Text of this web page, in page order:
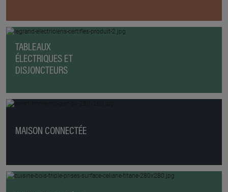
TABLEAUX
ÉLECTRIQUES ET
DISJONCTEURS
MAISON CONNECTÉE